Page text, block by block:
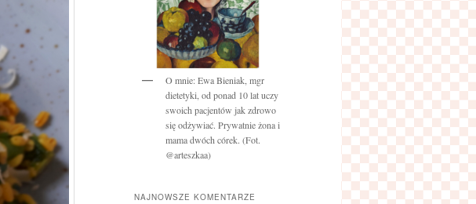
O mnie: Ewa Bieniak, mgr
dietetyki, od ponad 10 lat uczy
swoich pacjentów jak zdrowo
się odżywiać. Prywatnie żona i
mama dwóch córek. (Fot.
@arteszkaa)
NAJNOWSZE KOMENTARZE